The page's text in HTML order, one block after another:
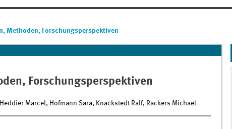
Methoden, Forschungsperspektiven
Forschungsperspektiven
Marcel, Hofmann Sara, Knackstedt Ralf, Räckers Michael